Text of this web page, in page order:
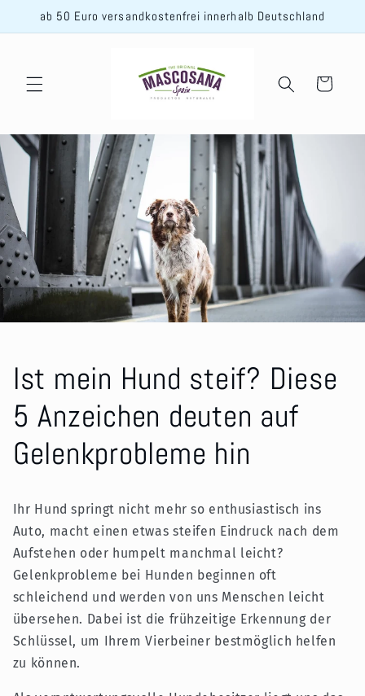
zum
Inhalt
ab 50 Euro versandkostenfrei innerhalb Deutschland
Warenkorb
Ist mein Hund steif? Diese
5 Anzeichen deuten auf
Gelenkprobleme hin
Ihr Hund springt nicht mehr so enthusiastisch ins
Auto, macht einen etwas steifen Eindruck nach dem
Aufstehen oder humpelt manchmal leicht?
Gelenkprobleme bei Hunden beginnen oft
schleichend und werden von uns Menschen leicht
übersehen. Dabei ist die frühzeitige Erkennung der
Schlüssel, um Ihrem Vierbeiner bestmöglich helfen
zu können.